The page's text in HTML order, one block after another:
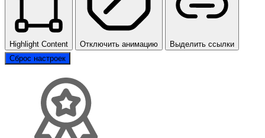
Highlight Content Отключить анимацию
Выделить ссылки
Сброс настроек